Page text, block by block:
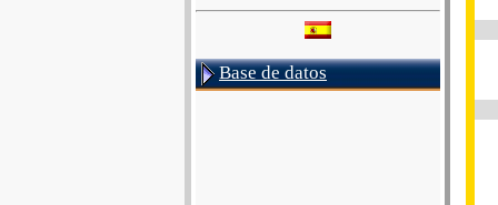
Base de datos